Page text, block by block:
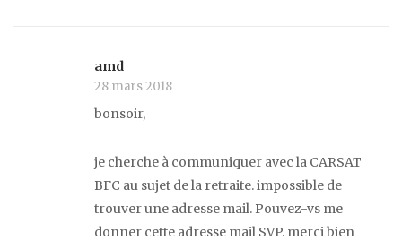
amd
28 mars 2018
bonsoir,
je cherche à communiquer avec la CARSAT
BFC au sujet de la retraite. impossible de
trouver une adresse mail. Pouvez-vs me
donner cette adresse mail SVP. merci bien